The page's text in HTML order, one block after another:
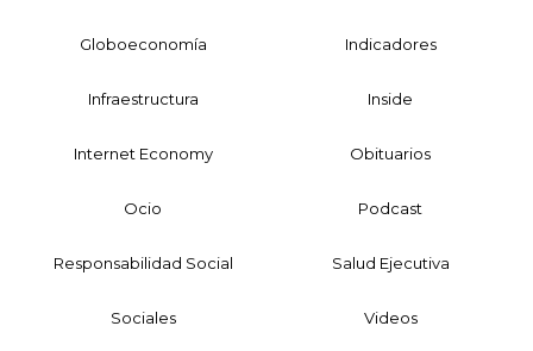
Globoeconomía Indicadores
Infraestructura Inside
Internet Economy Obituarios
Ocio Podcast
Responsabilidad Social Salud Ejecutiva
Sociales Videos